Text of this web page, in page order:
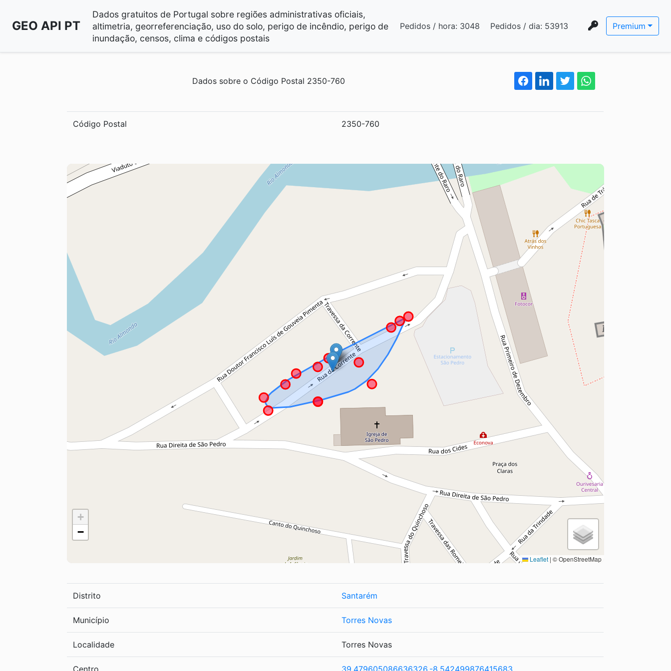
GEO API PT
Dados gratuitos de Portugal sobre regiões administrativas oficiais,
altimetria, georreferenciação, uso do solo, perigo de incêndio, perigo de
inundação, censos, clima e códigos postais
Pedidos / hora: 3048 Pedidos / dia: 53913 Premium
Dados sobre o Código Postal 2350-760
Código Postal 2350-760
+
−
Leaflet | © OpenStreetMap
Distrito Santarém
Município Torres Novas
Localidade Torres Novas
Centro 39.479605086636326,-8.542499876415683